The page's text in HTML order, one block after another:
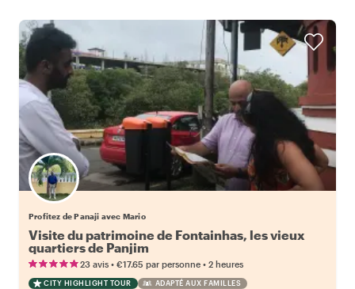
Profitez de Panaji avec Mario
Visite du patrimoine de Fontainhas, les vieux
quartiers de Panjim
23 avis • €17.65 par personne • 2 heures
CITY HIGHLIGHT TOUR ADAPTÉ AUX FAMILLES